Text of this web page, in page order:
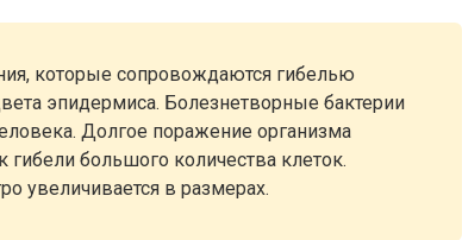
которые сопровождаются гибелью
эпидермиса. Болезнетворные бактерии
Долгое поражение организма
большого количества клеток.
увеличивается в размерах.